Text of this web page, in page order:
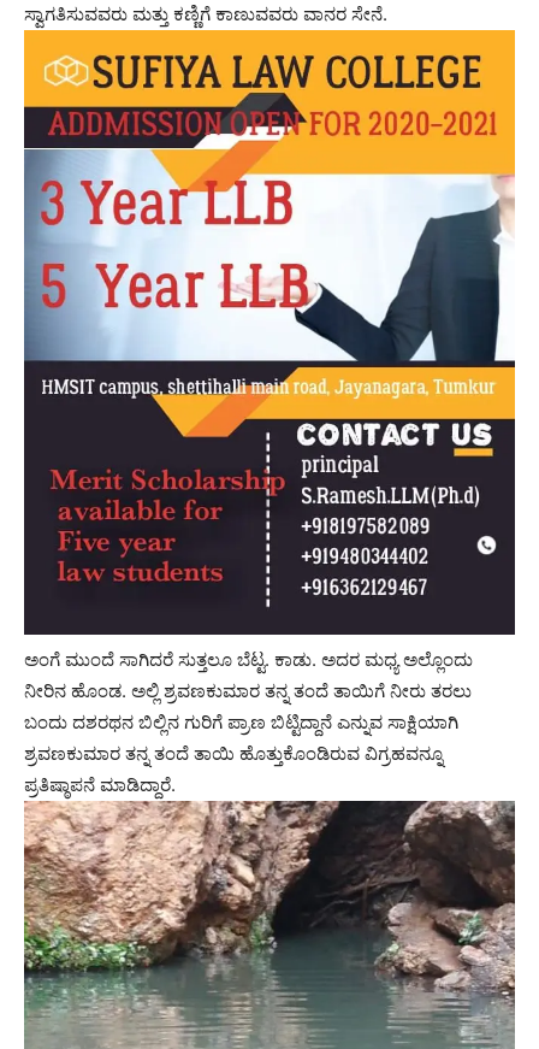
ಸ್ವಾಗತಿಸುವವರು ಮತ್ತು ಕಣ್ಣಿಗೆ ಕಾಣುವವರು ವಾನರ ಸೇನೆ.
ಅಂಗೆ ಮುಂದೆ ಸಾಗಿದರೆ ಸುತ್ತಲೂ ಬೆಟ್ಟ. ಕಾಡು. ಅದರ ಮಧ್ಯ ಅಲ್ಲೊಂದು
ನೀರಿನ ಹೊಂಡ. ಅಲ್ಲಿ ಶ್ರವಣಕುಮಾರ ತನ್ನ ತಂದೆ ತಾಯಿಗೆ ನೀರು ತರಲು
ಬಂದು ದಶರಥನ ಬಿಲ್ಲಿನ ಗುರಿಗೆ ಪ್ರಾಣ ಬಿಟ್ಟಿದ್ದಾನೆ ಎನ್ನುವ ಸಾಕ್ಷಿಯಾಗಿ
ಶ್ರವಣಕುಮಾರ ತನ್ನ ತಂದೆ ತಾಯಿ ಹೊತ್ತುಕೊಂಡಿರುವ ವಿಗ್ರಹವನ್ನೂ
ಪ್ರತಿಷ್ಠಾಪನೆ ಮಾಡಿದ್ದಾರೆ.